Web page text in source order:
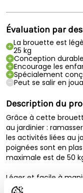
Évaluation par
La brouette est
25 kg
Conception
Encourage les
Spécialement
Peut se salir en
Description du
Grâce à cette
au jardinier :
les activités liées au
poignées sont en
maximale est de 50
Léger et facile à
et plus.